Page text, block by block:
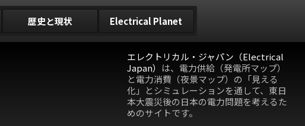
歴史と現状 Electrical Planet
エレクトリカル・ジャパン（Electrical
Japan） は、電力供給（発電所マップ）
と電力消費（夜景マップ）の「見える
化」とシミュレーションを通して、東日
本大震災後の日本の電力問題を考えるた
めのサイトです。